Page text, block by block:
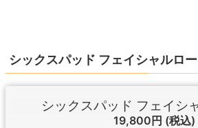
シックスパッド フェイシャルロ
シックスパッド フェイシ
19,800円 (税込)